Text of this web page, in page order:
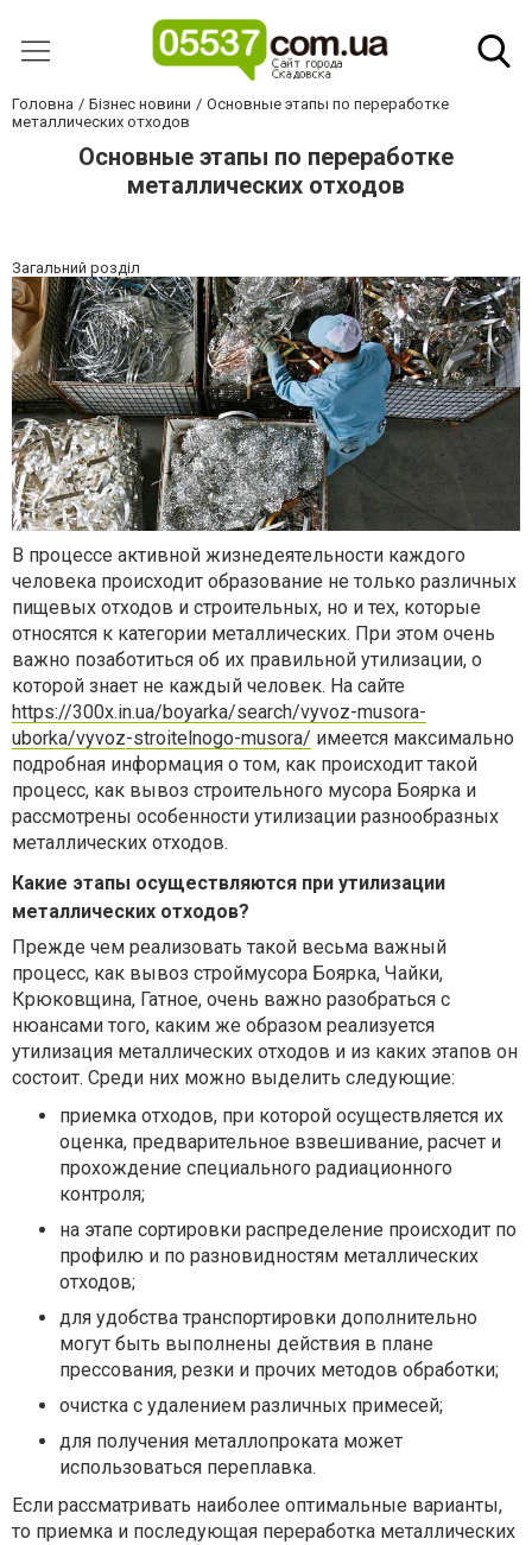
Головна Бізнес новини
Основные этапы по переработке
металлических отходов
Основные этапы по переработке
металлических отходов
Загальний розділ
В процессе активной жизнедеятельности каждого
человека происходит образование не только различных
пищевых отходов и строительных, но и тех, которые
относятся к категории металлических. При этом очень
важно позаботиться об их правильной утилизации, о
которой знает не каждый человек. На сайте
https://300x.in.ua/boyarka/search/vyvoz-musora-
uborka/vyvoz-stroitelnogo-musora/ имеется максимально
подробная информация о том, как происходит такой
процесс, как вывоз строительного мусора Боярка и
рассмотрены особенности утилизации разнообразных
металлических отходов.
Какие этапы осуществляются при утилизации
металлических отходов?
Прежде чем реализовать такой весьма важный
процесс, как вывоз строймусора Боярка, Чайки,
Крюковщина, Гатное, очень важно разобраться с
нюансами того, каким же образом реализуется
утилизация металлических отходов и из каких этапов он
состоит. Среди них можно выделить следующие:
приемка отходов, при которой осуществляется их
оценка, предварительное взвешивание, расчет и
прохождение специального радиационного
контроля;
на этапе сортировки распределение происходит по
профилю и по разновидностям металлических
отходов;
для удобства транспортировки дополнительно
могут быть выполнены действия в плане
прессования, резки и прочих методов обработки;
очистка с удалением различных примесей;
для получения металлопроката может
использоваться переплавка.
Если рассматривать наиболее оптимальные варианты,
то приемка и последующая переработка металлических